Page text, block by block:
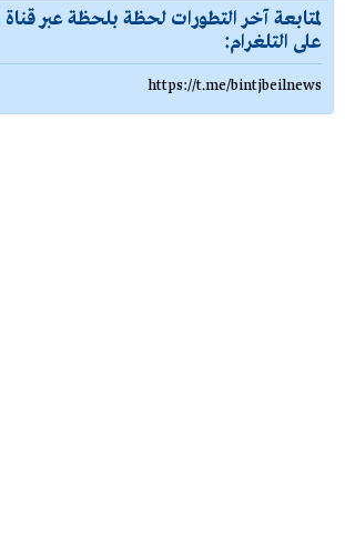
لمتابعة آخر التطورات لحظة بلحظة عبر
على التلغرام:
https://t.me/bintjbeilnews